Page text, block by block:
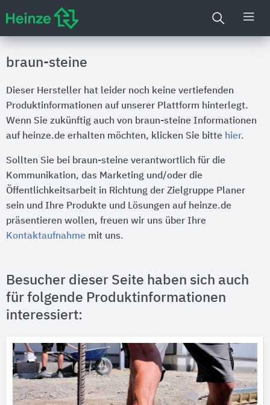
braun-steine
Dieser Hersteller hat leider noch keine vertiefenden
Produktinformationen auf unserer Plattform hinterlegt.
Wenn Sie zukünftig auch von braun-steine Informationen
auf heinze.de erhalten möchten, klicken Sie bitte hier.
Sollten Sie bei braun-steine verantwortlich für die
Kommunikation, das Marketing und/oder die
Öffentlichkeitsarbeit in Richtung der Zielgruppe Planer
sein und Ihre Produkte und Lösungen auf heinze.de
präsentieren wollen, freuen wir uns über Ihre
Kontaktaufnahme mit uns.
Besucher dieser Seite haben sich auch
für folgende Produktinformationen
interessiert: